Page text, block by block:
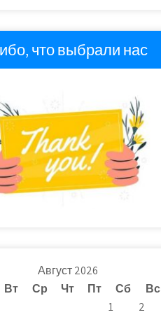
что выбрали нас
Август 2026
Вт Ср Чт Пт Сб
Вс
1
2